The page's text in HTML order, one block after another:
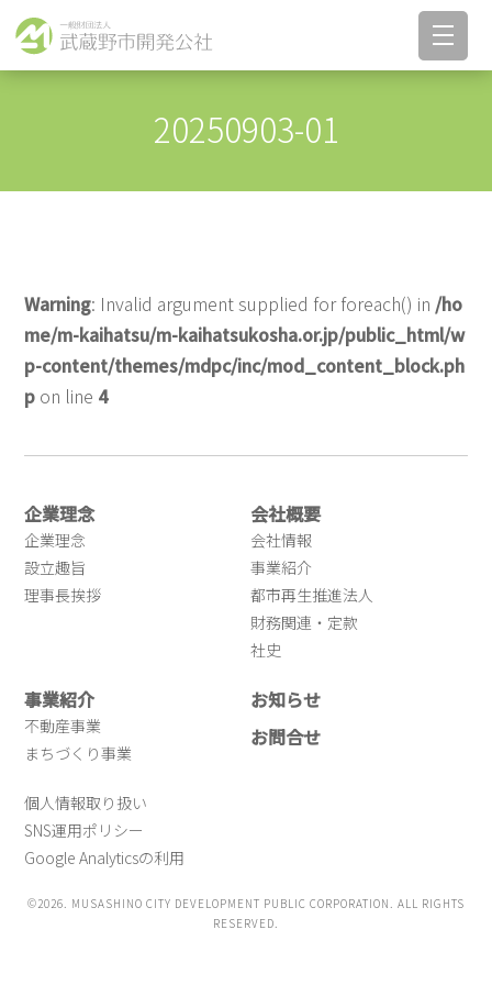
20250903-01
Warning: Invalid argument supplied for foreach() in /ho
me/m-kaihatsu/m-kaihatsukosha.or.jp/public_html/w
p-content/themes/mdpc/inc/mod_content_block.ph
p on line 4
企業理念
企業理念
設立趣旨
理事長挨拶
会社概要
会社情報
事業紹介
都市再生推進法人
財務関連・定款
社史
事業紹介
不動産事業
まちづくり事業
お知らせ
お問合せ
個人情報取り扱い
SNS運用ポリシー
Google Analyticsの利用
©2026. MUSASHINO CITY DEVELOPMENT PUBLIC CORPORATION. ALL RIGHTS
RESERVED.